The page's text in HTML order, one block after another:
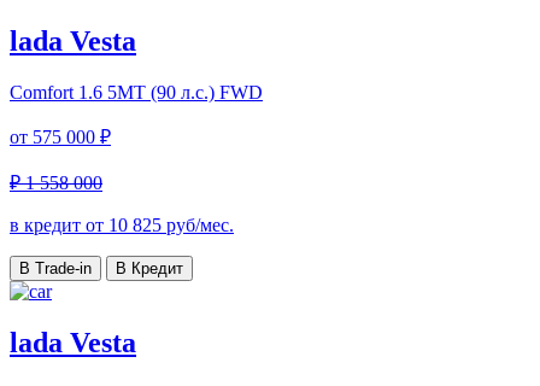
lada Vesta
Comfort 1.6 5MT (90 л.с.) FWD
от 575 000 ₽
₽ 1 558 000
в кредит от 10 825 руб/мес.
В Trade-in В Кредит
lada Vesta